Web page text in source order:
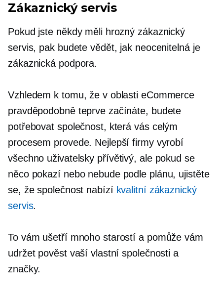
Zákaznický servis
Pokud jste někdy měli hrozný zákaznický
servis, pak budete vědět, jak neocenitelná je
zákaznická podpora.
Vzhledem k tomu, že v oblasti eCommerce
pravděpodobně teprve začínáte, budete
potřebovat společnost, která vás celým
procesem provede. Nejlepší firmy vyrobí
všechno uživatelsky přívětivý, ale pokud se
něco pokazí nebo nebude podle plánu, ujistěte
se, že společnost nabízí kvalitní zákaznický
servis.
To vám ušetří mnoho starostí a pomůže vám
udržet pověst vaší vlastní společnosti a
značky.